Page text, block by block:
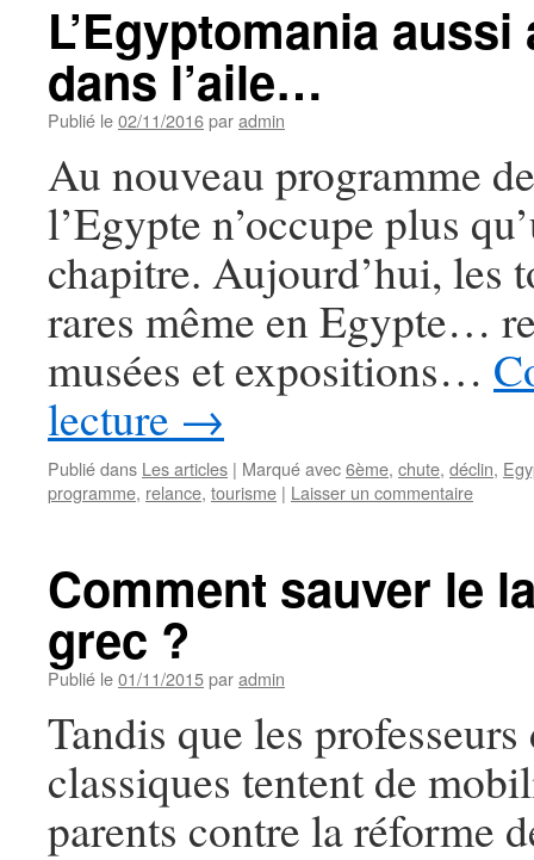
L’Egyptomania
dans l’aile…
Publié le02/11/2016paradmin
Au nouveau programme
l’Egypte n’occupe plus
chapitre. Aujourd’hui, les
rares même en Egypte…
musées et expositions…
lecture →
Publié dans Les articles | Marqué avec6ème, chute, déclin,
programme, relance, tourisme | Laisser un commentaire
Comment sauver le
grec ?
Publié le01/11/2015paradmin
Tandis que les
classiques tentent de
parents contre la réforme